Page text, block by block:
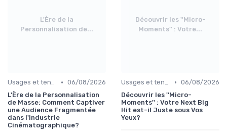
L'Ère de la
Personnalisation de...
Usages et tendances du streaming • 06/08/2026
L'Ère de la Personnalisation
de Masse: Comment Captiver
une Audience Fragmentée
dans l'Industrie
Cinématographique?
Découvrir les ''Micro-
Moments'' : Votre...
Usages et tendances du streaming • 06/08/2026
Découvrir les ''Micro-
Moments'' : Votre Next Big
Hit est-il Juste sous Vos
Yeux?